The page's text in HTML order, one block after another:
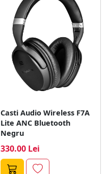
Casti Audio Wireless F7A
Lite ANC Bluetooth
Negru
330.00 Lei